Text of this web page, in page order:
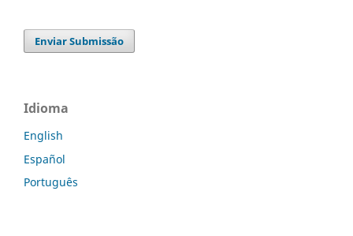
Enviar Submissão
Idioma
English
Español
Português